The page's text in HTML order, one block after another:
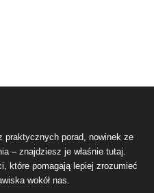
praktycznych porad, nowinek ze
– znajdziesz je właśnie tutaj.
które pomagają lepiej zrozumieć
wokół nas.